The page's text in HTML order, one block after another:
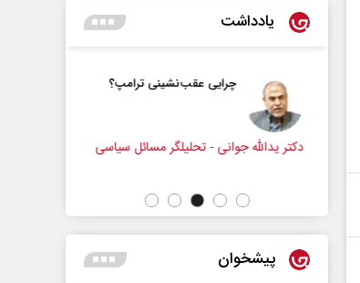
یادداشت
چرایی عقب‌نشینی ترامپ؟
دکتر یدالله جوانی - تحلیلگر مسائل سیاسی
پیشخوان